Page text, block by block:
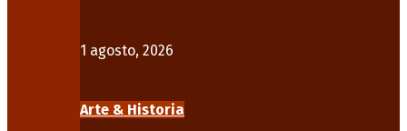
1 agosto, 2026
Arte & Historia